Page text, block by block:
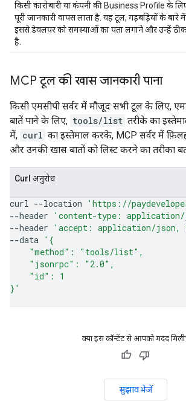
किसी कारोबारी या कंपनी की Business Profile के
पूरी जानकारी वापस लाता है. यह टूल, गड़बड़ियों के बारे में
इससे डेवलपर को समस्याओं का पता लगाने और उन्हें
है.
MCP टूल की खास जानकारी पाना
किसी एमसीपी सर्वर में मौजूद सभी टूल के लिए,
बातें पाने के लिए, tools/list तरीके का
में, curl का इस्तेमाल करके, MCP सर्वर में
और उनकी खास बातों को लिस्ट करने का तरीका
Curl अनुरोध
curl --location
'https://
--header
'content-type:
--header
'accept: application/json,
--data '{
    "method": "tools/list",
    "jsonrpc": "2.0",
    "id": 1
}'
क्या इस कॉन्टेंट से आपको मदद
सुझाव भेजें